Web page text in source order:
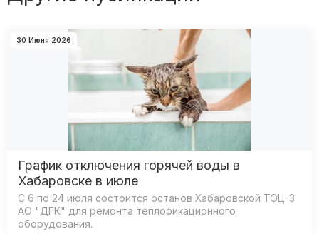
30 Июня 2026
График отключения горячей воды в
Хабаровске в июле
С 6 по 24 июля состоится останов Хабаровской ТЭЦ-3
АО "ДГК" для ремонта теплофикационного
оборудования.